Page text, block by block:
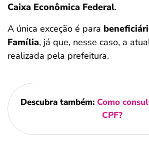
Caixa Econômica Federal.
A única exceção é para
Família, já que, nesse caso, a
realizada pela prefeitura.
Descubra também: Como
CPF?